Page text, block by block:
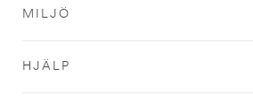
MILJÖ
HJÄLP